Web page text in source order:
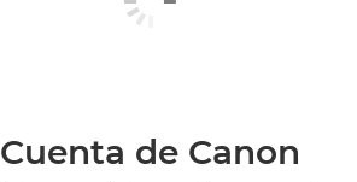
Cuenta de Canon